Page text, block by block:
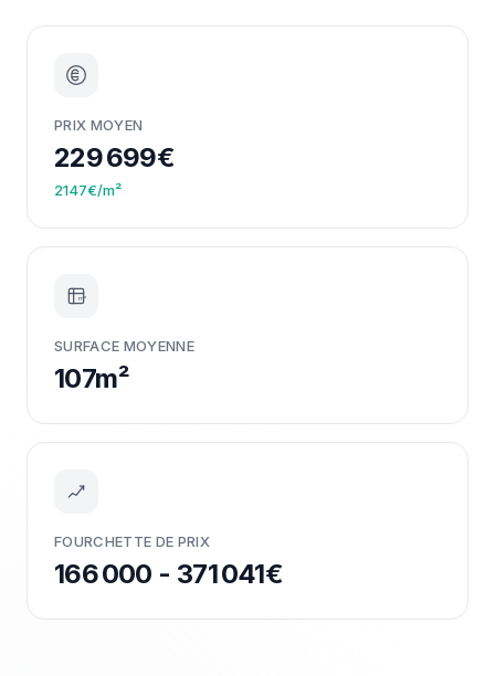
PRIX MOYEN
229 699€
2147€/m²
m²
SURFACE MOYENNE
107m²
FOURCHETTE DE PRIX
166 000 - 371 041€